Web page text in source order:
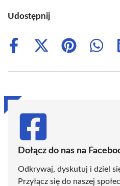
Udostępnij
Share
Share
(Twitter)
Share
Share
Dołącz do nas na
Odkrywaj, dyskutuj i dziel
Przyłącz się do naszej